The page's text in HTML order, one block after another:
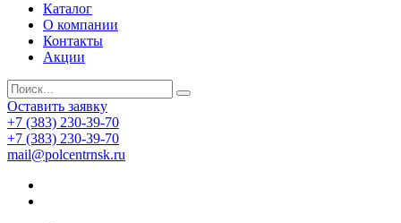
Каталог
О компании
Контакты
Акции
Оставить заявку
+7 (383) 230-39-70
+7 (383) 230-39-70
mail@polcentrnsk.ru